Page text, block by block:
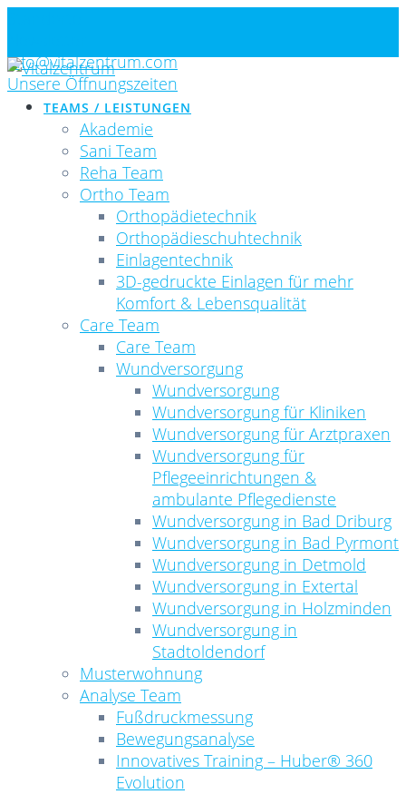
content
info@vitalzentrum.com
Unsere Öffnungszeiten
TEAMS / LEISTUNGEN
Akademie
Sani Team
Reha Team
Ortho Team
Orthopädietechnik
Orthopädieschuhtechnik
Einlagentechnik
3D-gedruckte Einlagen für mehr
Komfort & Lebensqualität
Care Team
Care Team
Wundversorgung
Wundversorgung
Wundversorgung für Kliniken
Wundversorgung für Arztpraxen
Wundversorgung für
Pflegeeinrichtungen &
ambulante Pflegedienste
Wundversorgung in Bad Driburg
Wundversorgung in Bad Pyrmont
Wundversorgung in Detmold
Wundversorgung in Extertal
Wundversorgung in Holzminden
Wundversorgung in
Stadtoldendorf
Musterwohnung
Analyse Team
Fußdruckmessung
Bewegungsanalyse
Innovatives Training – Huber® 360
Evolution